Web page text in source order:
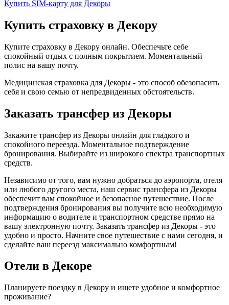
Купить SIM-карту для Декоры
Купить страховку в Декору
Купите страховку в Декору онлайн. Обеспечьте себе
спокойный отдых с полным покрытием. Моментальный
полис на вашу почту.
Медицинская страховка для Декоры - это способ обезопасить
себя и свою семью от непредвиденных обстоятельств.
Заказать трансфер из Декоры
Закажите трансфер из Декоры онлайн для гладкого и
спокойного переезда. Моментальное подтверждение
бронирования. Выбирайте из широкого спектра транспортных
средств.
Независимо от того, вам нужно добраться до аэропорта, отеля
или любого другого места, наш сервис трансфера из Декоры
обеспечит вам спокойное и безопасное путешествие. После
подтверждения бронирования вы получите всю необходимую
информацию о водителе и транспортном средстве прямо на
вашу электронную почту. Заказать трансфер из Декоры - это
удобно и просто. Начните свое путешествие с нами сегодня, и
сделайте ваш переезд максимально комфортным!
Отели в Декоре
Планируете поездку в Декору и ищете удобное и комфортное
проживание?